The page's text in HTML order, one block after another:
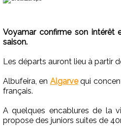
Voyamar confirme son intérêt
saison.
Les départs auront lieu à partir
Albufeira, en Algarvequi
français.
A quelques encablures de la
propose des juniors suites de